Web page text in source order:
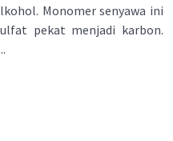
Monomer senyawa ini
pekat menjadi karbon.